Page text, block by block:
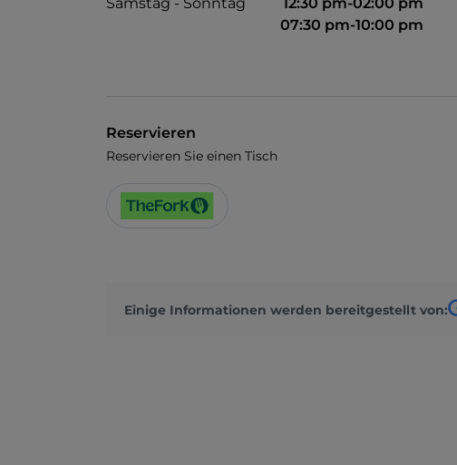
Samstag - Sonntag
12:30 pm-02:00 pm
07:30 pm-10:00 pm
Reservieren
Reservieren Sie einen Tisch
Einige Informationen werden bereitgestellt von: